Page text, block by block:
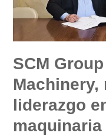
SCM
Machinery,
liderazgo